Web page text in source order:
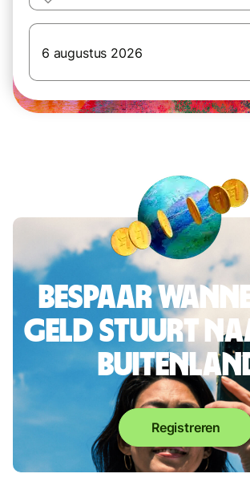
6 augustus 2026
Bespaar
geld stuurt
Registreren